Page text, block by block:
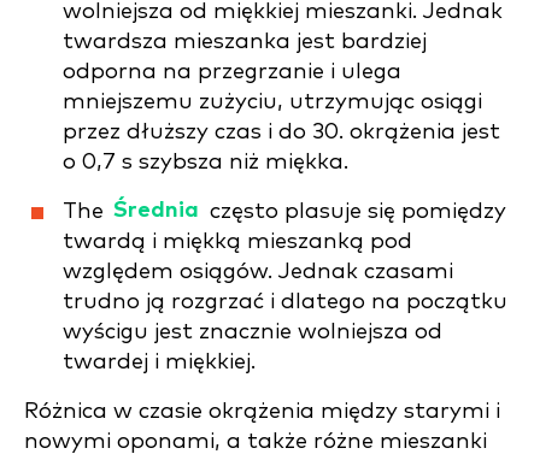
wolniejsza od miękkiej mieszanki. Jednak
twardsza mieszanka jest bardziej
odporna na przegrzanie i ulega
mniejszemu zużyciu, utrzymując osiągi
przez dłuższy czas i do 30. okrążenia jest
o 0,7 s szybsza niż miękka.
The Średnia często plasuje się pomiędzy
twardą i miękką mieszanką pod
względem osiągów. Jednak czasami
trudno ją rozgrzać i dlatego na początku
wyścigu jest znacznie wolniejsza od
twardej i miękkiej.
Różnica w czasie okrążenia między starymi i
nowymi oponami, a także różne mieszanki